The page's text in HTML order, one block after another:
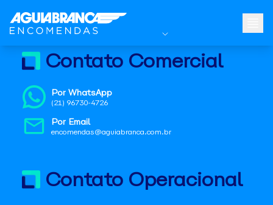
Contato Comercial
Por WhatsApp
(21) 96730-4726
Por Email
encomendas@aguiabranca.com.br
Contato Operacional